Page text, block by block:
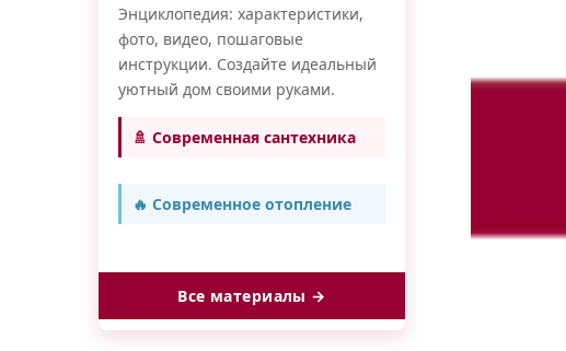
Энциклопедия: характеристики,
фото, видео, пошаговые
инструкции. Создайте идеальный
уютный дом своими руками.
🚿 Современная сантехника
🔥 Современное отопление
Все материалы →